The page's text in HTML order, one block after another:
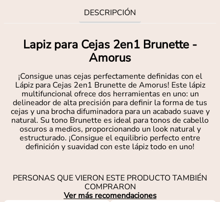
DESCRIPCIÓN
Lapiz para Cejas 2en1 Brunette -
Amorus
¡Consigue unas cejas perfectamente definidas con el
Lápiz para Cejas 2en1 Brunette de Amorus! Este lápiz
multifuncional ofrece dos herramientas en uno: un
delineador de alta precisión para definir la forma de tus
cejas y una brocha difuminadora para un acabado suave y
natural. Su tono Brunette es ideal para tonos de cabello
oscuros a medios, proporcionando un look natural y
estructurado. ¡Consigue el equilibrio perfecto entre
definición y suavidad con este lápiz todo en uno!
PERSONAS QUE VIERON ESTE PRODUCTO TAMBIÉN
COMPRARON
Ver más recomendaciones